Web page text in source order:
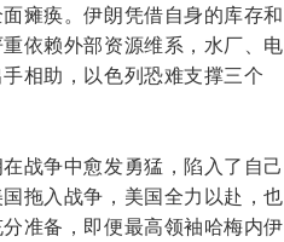
瘫痪。伊朗凭借自身的库存和
依赖外部资源维系，水厂、电
相助，以色列恐难支撑三个
战争中愈发勇猛，陷入了自己
拖入战争，美国全力以赴，也
准备，即便最高领袖哈梅内伊